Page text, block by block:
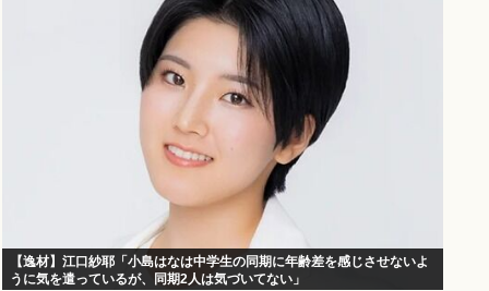
【逸材】江口紗耶「小島はなは中学生の同期に年齢差を感じさせないよ
うに気を遣っているが、同期2人は気づいてない」